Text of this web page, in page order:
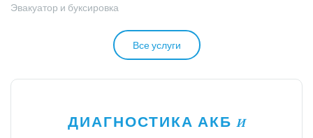
Эвакуатор и буксировка
Все услуги
ДИАГНОСТИКА АКБ И